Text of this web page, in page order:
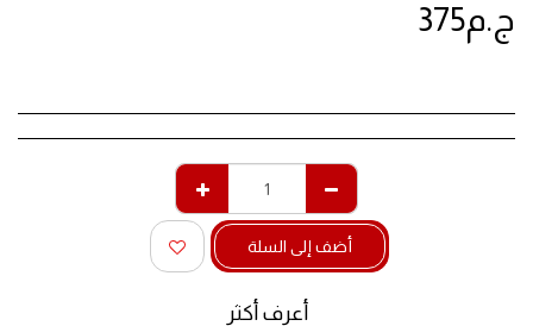
ج.م375
أضف إلى السلة
أعرف أكثر